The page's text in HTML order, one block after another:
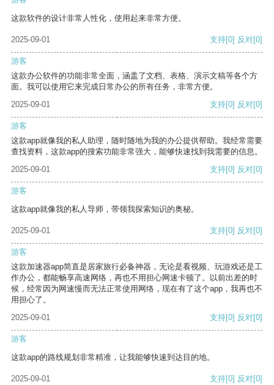
这款软件的设计非常人性化，使用起来非常方便。
2025-09-01 支持[0] 反对[0]
游客
这款办公软件的功能非常全面，涵盖了文档、表格、演示文稿等各个方
面。我可以使用它来完成日常办公的所有任务，非常方便。
2025-09-01
支持[0] 反对[0]
游客
这款app就像我的私人助理，随时随地为我的办公提供帮助。我经常需要
查找资料，这款app的搜索功能非常强大，能够快速找到我需要的信息。
2025-09-01
支持[0] 反对[0]
游客
这款app就像我的私人导师，带领我探索知识的奥秘。
2025-09-01 支持[0] 反对[0]
游客
这款加速器app简直是居家旅行必备神器，无论是看视频、玩游戏还是工
作办公，都能畅享高速网络，再也不用担心网速卡顿了。以前出差的时
候，经常因为网速慢而无法正常使用网络，现在有了这个app，我再也不
用担心了。
2025-09-01
支持[0] 反对[0]
游客
这款app的路线规划非常精准，让我能够快速到达目的地。
2025-09-01 支持[0] 反对[0]